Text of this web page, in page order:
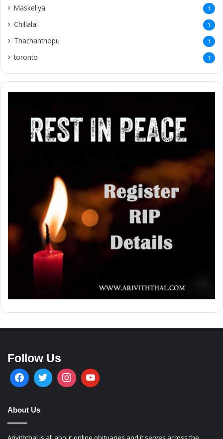
Maskeliya 1
Chillalai 1
Thachanthopu 1
toronto 1
Follow Us
About Us